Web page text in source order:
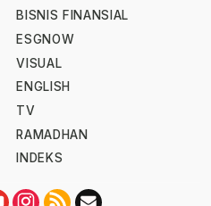
BISNIS FINANSIAL
ESGNOW
VISUAL
ENGLISH
TV
RAMADHAN
INDEKS